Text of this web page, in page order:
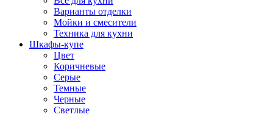
Варианты отделки
Мойки и смесители
Техника для кухни
Шкафы-купе
Цвет
Коричневые
Серые
Темные
Черные
Светлые